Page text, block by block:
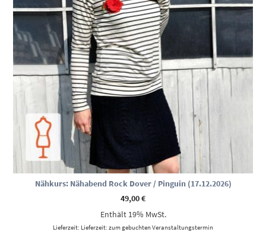
Nähkurs: Nähabend Rock Dover / Pinguin (17.12.2026)
49,00€
Enthält 19% MwSt.
Lieferzeit: Lieferzeit: zum gebuchten Veranstaltungstermin